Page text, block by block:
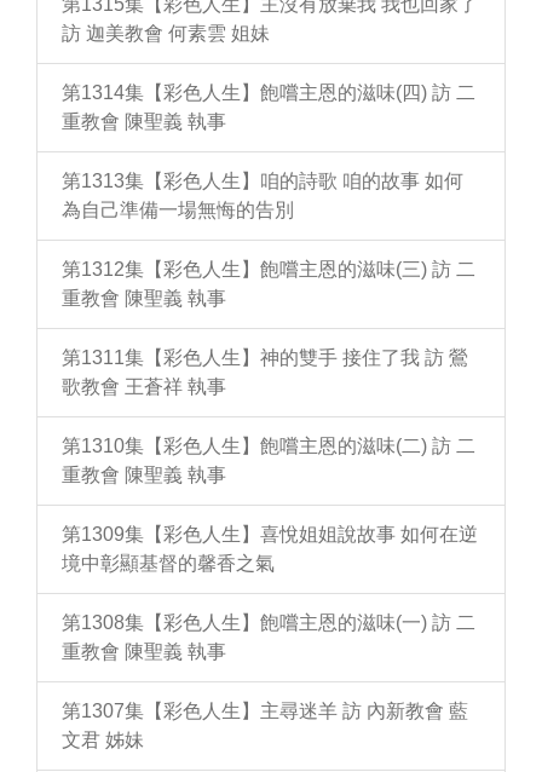
第1315集【彩色人生】主沒有放棄我 我也回家了
訪 迦美教會 何素雲 姐妹
第1314集【彩色人生】飽嚐主恩的滋味(四) 訪 二
重教會 陳聖義 執事
第1313集【彩色人生】咱的詩歌 咱的故事 如何
為自己準備一場無悔的告別
第1312集【彩色人生】飽嚐主恩的滋味(三) 訪 二
重教會 陳聖義 執事
第1311集【彩色人生】神的雙手 接住了我 訪 鶯
歌教會 王蒼祥 執事
第1310集【彩色人生】飽嚐主恩的滋味(二) 訪 二
重教會 陳聖義 執事
第1309集【彩色人生】喜悅姐姐說故事 如何在逆
境中彰顯基督的馨香之氣
第1308集【彩色人生】飽嚐主恩的滋味(一) 訪 二
重教會 陳聖義 執事
第1307集【彩色人生】主尋迷羊 訪 內新教會 藍
文君 姊妹